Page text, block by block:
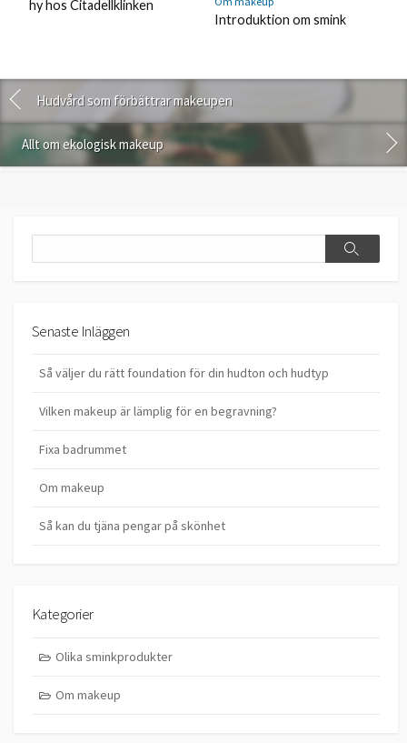
hy hos Citadellklinken
Introduktion om smink
Hudvård som förbättrar makeupen
Allt om ekologisk makeup
Search
Senaste Inläggen
Så väljer du rätt foundation för din hudton och hudtyp
Vilken makeup är lämplig för en begravning?
Fixa badrummet
Om makeup
Så kan du tjäna pengar på skönhet
Kategorier
Olika sminkprodukter
Om makeup